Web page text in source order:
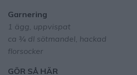
Garnering
1 ägg, uppvispat
ca ¾ dl sötmandel, hackad
florsocker
GÖR SÅ HÄR